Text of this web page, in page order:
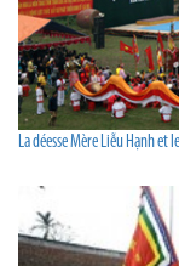
La déesse Mère Liễu Hạnh